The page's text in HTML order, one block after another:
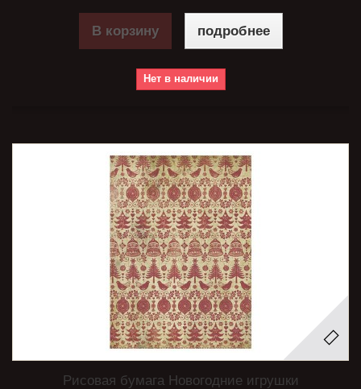
В корзину подробнее
Нет в наличии
Рисовая бумага Новогодние игрушки